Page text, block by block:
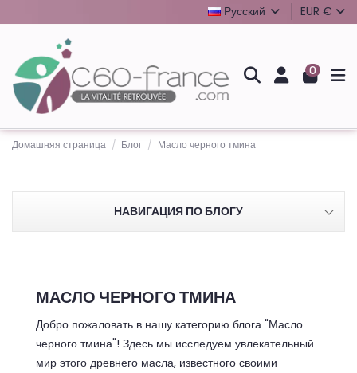
Русский EUR €
0
Домашняя страница Блог Масло черного тмина
НАВИГАЦИЯ ПО БЛОГУ
МАСЛО ЧЕРНОГО ТМИНА
Добро пожаловать в нашу категорию блога "Масло
черного тмина"! Здесь мы исследуем увлекательный
мир этого древнего масла, известного своими